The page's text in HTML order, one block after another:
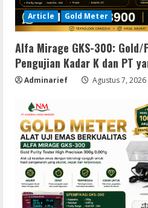
Article Gold Meter
Alfa Mirage GKS-300:
Pengujian Kadar K dan PT
Adminarief Agustus 7, 2026